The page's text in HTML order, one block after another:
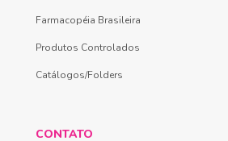
Farmacopéia Brasileira
Produtos Controlados
Catálogos/Folders
CONTATO